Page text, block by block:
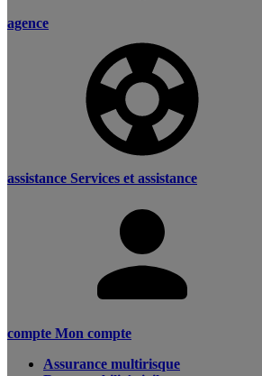
agence
assistance Services et assistance
compte Mon compte
Assurance multirisque